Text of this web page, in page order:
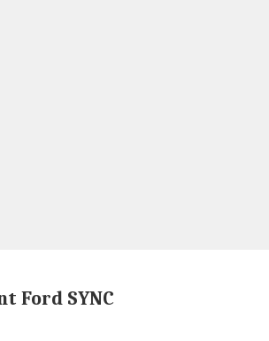
Ford SYNC